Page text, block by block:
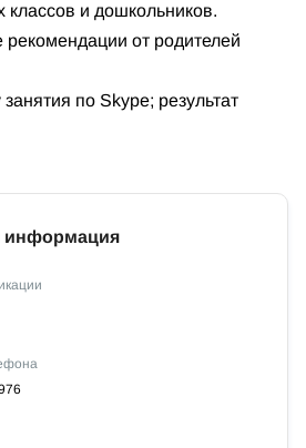
и дошкольников.
от родителей
по Skype; результат
информация